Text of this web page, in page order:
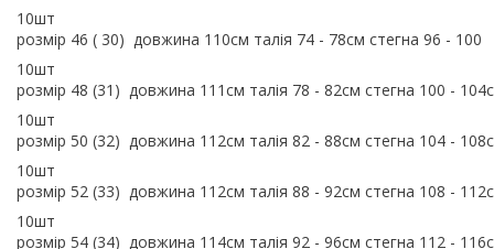
10шт
розмір 46 ( 30) довжина 110см талія 74 - 78см стегна 96 - 100
10шт
розмір 48 (31) довжина 111см талія 78 - 82см стегна 100 -
10шт
розмір 50 (32) довжина 112см талія 82 - 88см стегна 104 -
10шт
розмір 52 (33) довжина 112см талія 88 - 92см стегна 108 -
10шт
розмір 54 (34) довжина 114см талія 92 - 96см стегна 112 -